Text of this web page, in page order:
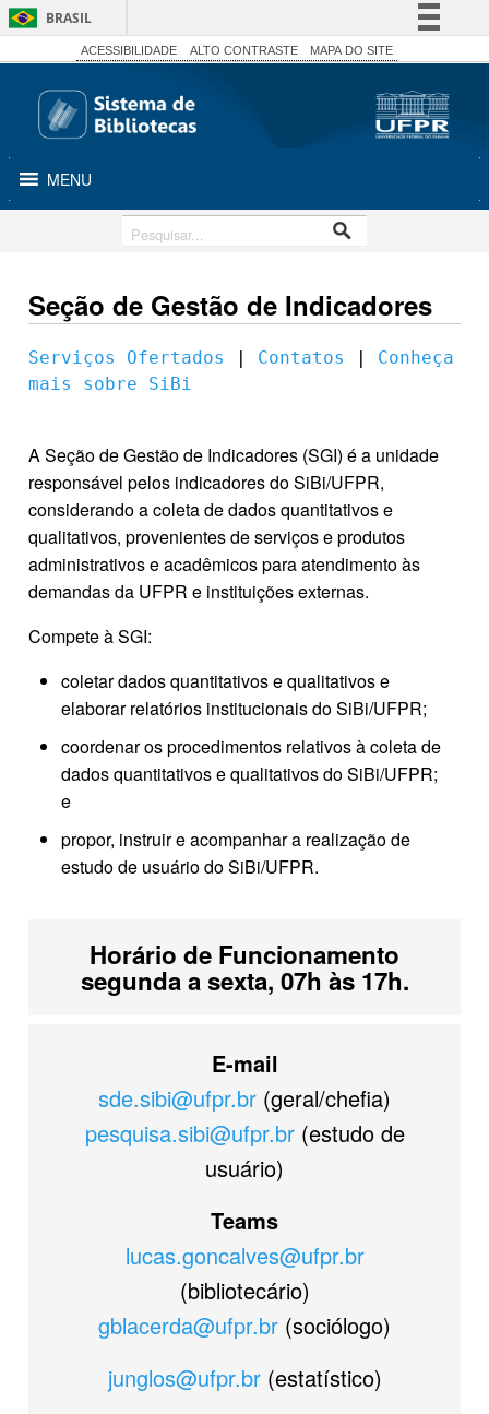
BRASIL
Simplifique!
Canais
ACESSIBILIDADE ALTO CONTRASTE MAPA DO SITE
MENU
Seção de Gestão de Indicadores
Serviços Ofertados | Contatos | Conheça
mais sobre SiBi
A Seção de Gestão de Indicadores (SGI) é a unidade
responsável pelos indicadores do SiBi/UFPR,
considerando a coleta de dados quantitativos e
qualitativos, provenientes de serviços e produtos
administrativos e acadêmicos para atendimento às
demandas da UFPR e instituições externas.
Compete à SGI:
coletar dados quantitativos e qualitativos e
elaborar relatórios institucionais do SiBi/UFPR;
coordenar os procedimentos relativos à coleta de
dados quantitativos e qualitativos do SiBi/UFPR;
e
propor, instruir e acompanhar a realização de
estudo de usuário do SiBi/UFPR.
Horário de Funcionamento
segunda a sexta, 07h às 17h.
E-mail
sde.sibi@ufpr.br (geral/chefia)
pesquisa.sibi@ufpr.br(estudo de
usuário)
Teams
lucas.goncalves@ufpr.br
(bibliotecário)
gblacerda@ufpr.br (sociólogo)
junglos@ufpr.br(estatístico)